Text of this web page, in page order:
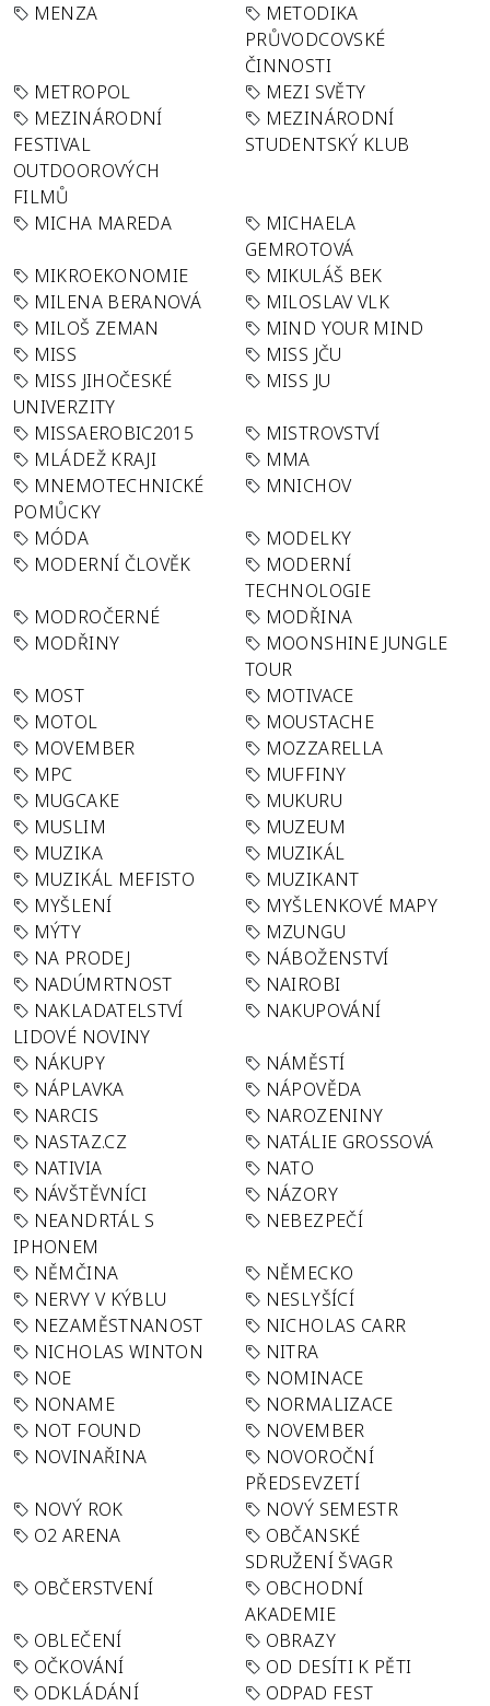
MENZA
METODIKA
PRŮVODCOVSKÉ
ČINNOSTI
METROPOL
MEZI SVĚTY
MEZINÁRODNÍ
FESTIVAL
OUTDOOROVÝCH
FILMŮ
MEZINÁRODNÍ
STUDENTSKÝ KLUB
MICHA MAREDA
MICHAELA
GEMROTOVÁ
MIKROEKONOMIE
MIKULÁŠ BEK
MILENA BERANOVÁ
MILOSLAV VLK
MILOŠ ZEMAN
MIND YOUR MIND
MISS
MISS JČU
MISS JIHOČESKÉ
UNIVERZITY
MISS JU
MISSAEROBIC2015
MISTROVSTVÍ
MLÁDEŽ KRAJI
MMA
MNEMOTECHNICKÉ
POMŮCKY
MNICHOV
MÓDA
MODELKY
MODERNÍ ČLOVĚK
MODERNÍ
TECHNOLOGIE
MODROČERNÉ
MODŘINA
MODŘINY
MOONSHINE JUNGLE
TOUR
MOST
MOTIVACE
MOTOL
MOUSTACHE
MOVEMBER
MOZZARELLA
MPC
MUFFINY
MUGCAKE
MUKURU
MUSLIM
MUZEUM
MUZIKA
MUZIKÁL
MUZIKÁL MEFISTO
MUZIKANT
MYŠLENÍ
MYŠLENKOVÉ MAPY
MÝTY
MZUNGU
NA PRODEJ
NÁBOŽENSTVÍ
NADÚMRTNOST
NAIROBI
NAKLADATELSTVÍ
LIDOVÉ NOVINY
NAKUPOVÁNÍ
NÁKUPY
NÁMĚSTÍ
NÁPLAVKA
NÁPOVĚDA
NARCIS
NAROZENINY
NASTAZ.CZ
NATÁLIE GROSSOVÁ
NATIVIA
NATO
NÁVŠTĚVNÍCI
NÁZORY
NEANDRTÁL S
IPHONEM
NEBEZPEČÍ
NĚMČINA
NĚMECKO
NERVY V KÝBLU
NESLYŠÍCÍ
NEZAMĚSTNANOST
NICHOLAS CARR
NICHOLAS WINTON
NITRA
NOE
NOMINACE
NONAME
NORMALIZACE
NOT FOUND
NOVEMBER
NOVINAŘINA
NOVOROČNÍ
PŘEDSEVZETÍ
NOVÝ ROK
NOVÝ SEMESTR
O2 ARENA
OBČANSKÉ
SDRUŽENÍ ŠVAGR
OBČERSTVENÍ
OBCHODNÍ
AKADEMIE
OBLEČENÍ
OBRAZY
OČKOVÁNÍ
OD DESÍTI K PĚTI
ODKLÁDÁNÍ
ODPAD FEST